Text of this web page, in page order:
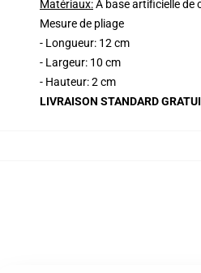
Matériaux:A base artificielle de
Mesure de pliage
- Longueur: 12 cm
- Largeur: 10 cm
- Hauteur: 2 cm
LIVRAISON STANDARD